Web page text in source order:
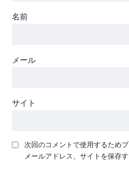
名前
メール
サイト
次回のコメントで使用するため
メールアドレス、サイトを保存す